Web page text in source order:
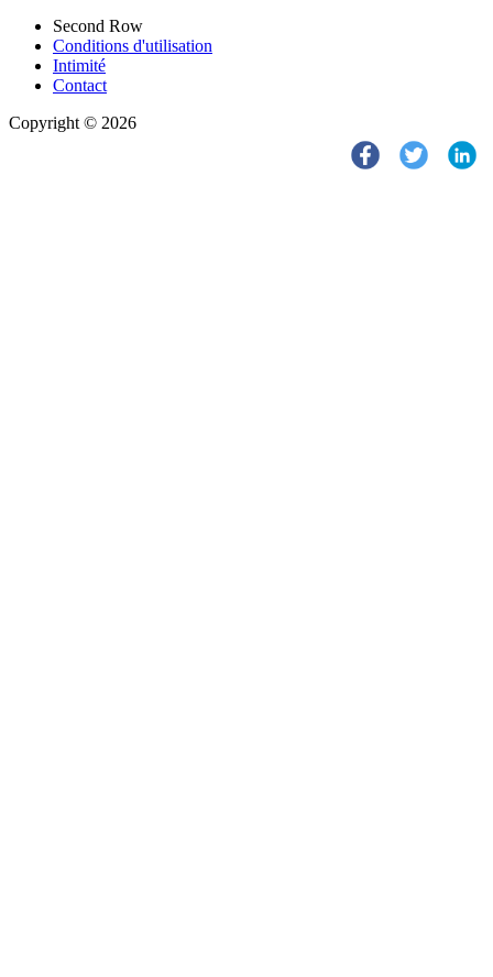
Second Row
Conditions d'utilisation
Intimité
Contact
Copyright © 2026